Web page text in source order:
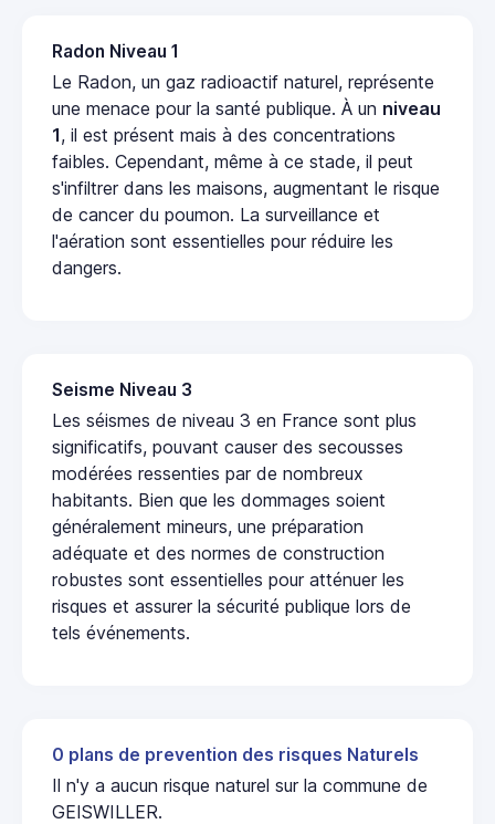
Radon Niveau 1
Le Radon, un gaz radioactif naturel, représente
une menace pour la santé publique. À un niveau
1, il est présent mais à des concentrations
faibles. Cependant, même à ce stade, il peut
s'infiltrer dans les maisons, augmentant le risque
de cancer du poumon. La surveillance et
l'aération sont essentielles pour réduire les
dangers.
Seisme Niveau 3
Les séismes de niveau 3 en France sont plus
significatifs, pouvant causer des secousses
modérées ressenties par de nombreux
habitants. Bien que les dommages soient
généralement mineurs, une préparation
adéquate et des normes de construction
robustes sont essentielles pour atténuer les
risques et assurer la sécurité publique lors de
tels événements.
0 plans de prevention des risques Naturels
Il n'y a aucun risque naturel sur la commune de
GEISWILLER.